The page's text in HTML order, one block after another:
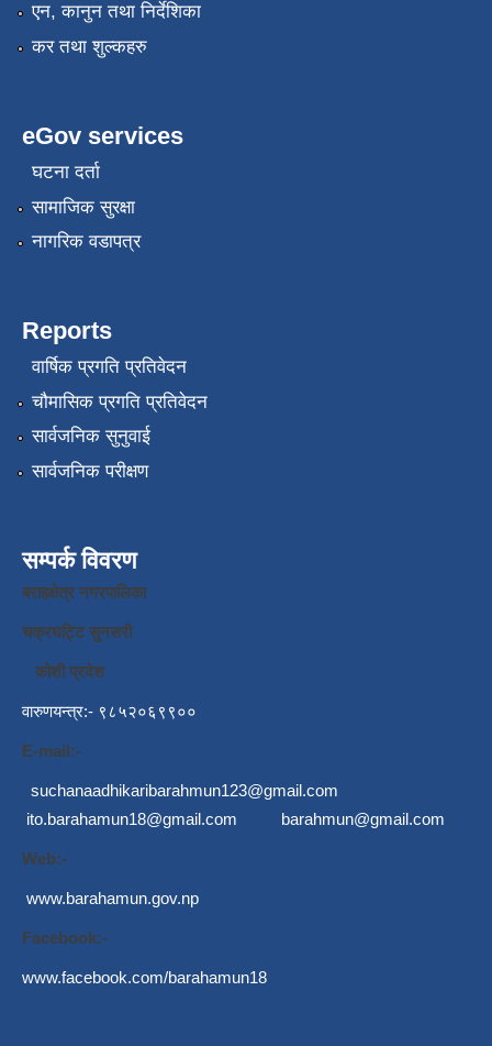
एन, कानुन तथा निर्देशिका
कर तथा शुल्कहरु
eGov services
घटना दर्ता
सामाजिक सुरक्षा
नागरिक वडापत्र
Reports
वार्षिक प्रगति प्रतिवेदन
चौमासिक प्रगति प्रतिवेदन
सार्वजनिक सुनुवाई
सार्वजनिक परीक्षण
सम्पर्क विवरण
बराहक्षेत्र नगरपालिका
चक्रघट्टि सुनसरी
कोशी प्रदेश
वारुणयन्त्र:- ९८५२०६९९००
E-mail:-
suchanaadhikaribarahmun123@gmail.com
ito.barahamun18@gmail.com
barahmun@gmail.com
Web:-
www.barahamun.gov.np
Facebook:-
www.facebook.com/barahamun18